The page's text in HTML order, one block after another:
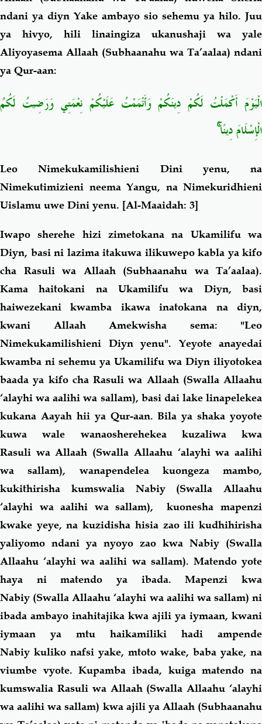
ndani ya diyn Yake ambayo sio sehemu ya hilo. Juu
ya hivyo, hili linaingiza ukanushaji wa yale
Aliyoyasema Allaah (Subhaanahu wa Ta’aalaa) ndani
ya Qur-aan:
الْيَوْمَ أَكْمَلْتُ لَكُمْ دِينَكُمْ وَأَتْمَمْتُ عَلَيْكُمْ نِعْمَتِي وَرَضِيتُ لَكُمُ
الْإِسْلَامَ دِينًا ۚ
Leo Nimekukamilishieni Dini yenu, na
Nimekutimizieni neema Yangu, na Nimekuridhieni
Uislamu uwe Dini yenu. [Al-Maaidah: 3]
Iwapo sherehe hizi zimetokana na Ukamilifu wa
Diyn, basi ni lazima itakuwa ilikuwepo kabla ya kifo
cha Rasuli wa Allaah (Subhaanahu wa Ta’aalaa).
Kama haitokani na Ukamilifu wa Diyn, basi
haiwezekani kwamba ikawa inatokana na diyn,
kwani Allaah Amekwisha sema: "Leo
Nimekukamilishieni Diyn yenu". Yeyote anayedai
kwamba ni sehemu ya Ukamilifu wa Diyn iliyotokea
baada ya kifo cha Rasuli wa Allaah (Swalla Allaahu
‘alayhi wa aalihi wa sallam), basi dai lake linapelekea
kukana Aayah hii ya Qur-aan. Bila ya shaka yoyote
kuwa wale wanaosherehekea kuzaliwa kwa
Rasuli wa Allaah (Swalla Allaahu ‘alayhi wa aalihi
wa sallam), wanapendelea kuongeza mambo,
kukithirisha kumswalia Nabiy (Swalla Allaahu
‘alayhi wa aalihi wa sallam), kuonesha mapenzi
kwake yeye, na kuzidisha hisia zao ili kudhihirisha
yaliyomo ndani ya nyoyo zao kwa Nabiy (Swalla
Allaahu ‘alayhi wa aalihi wa sallam). Matendo yote
haya ni matendo ya ibada. Mapenzi kwa
Nabiy (Swalla Allaahu ‘alayhi wa aalihi wa sallam) ni
ibada ambayo inahitajika kwa ajili ya iymaan, kwani
iymaan ya mtu haikamiliki hadi ampende
Nabiy kuliko nafsi yake, mtoto wake, baba yake, na
viumbe vyote. Kupamba ibada, kuiga matendo na
kumswalia Rasuli wa Allaah (Swalla Allaahu ‘alayhi
wa aalihi wa sallam) kwa ajili ya Allaah (Subhaanahu